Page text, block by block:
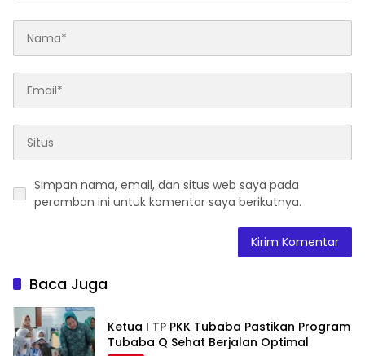
Simpan nama, email, dan situs web saya pada
peramban ini untuk komentar saya berikutnya.
Baca Juga
Ketua I TP PKK Tubaba Pastikan Program
Tubaba Q Sehat Berjalan Optimal